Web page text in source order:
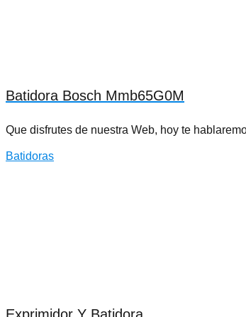
Batidora Bosch Mmb65G0M
Que disfrutes de nuestra Web, hoy te
Batidoras